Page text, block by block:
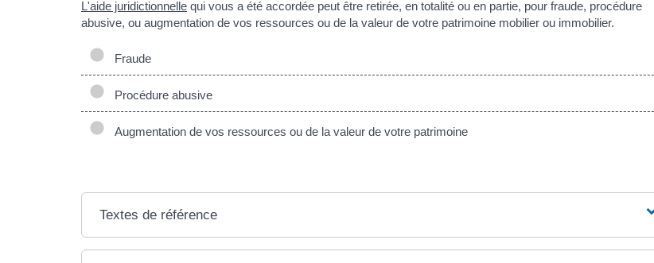
L'aide juridictionnelle qui vous a été accordée peut être retirée, en totalité ou en partie, pour fraude, procédure
abusive, ou augmentation de vos ressources ou de la valeur de votre patrimoine mobilier ou immobilier.
Fraude
Procédure abusive
Augmentation de vos ressources ou de la valeur de votre patrimoine
Textes de référence